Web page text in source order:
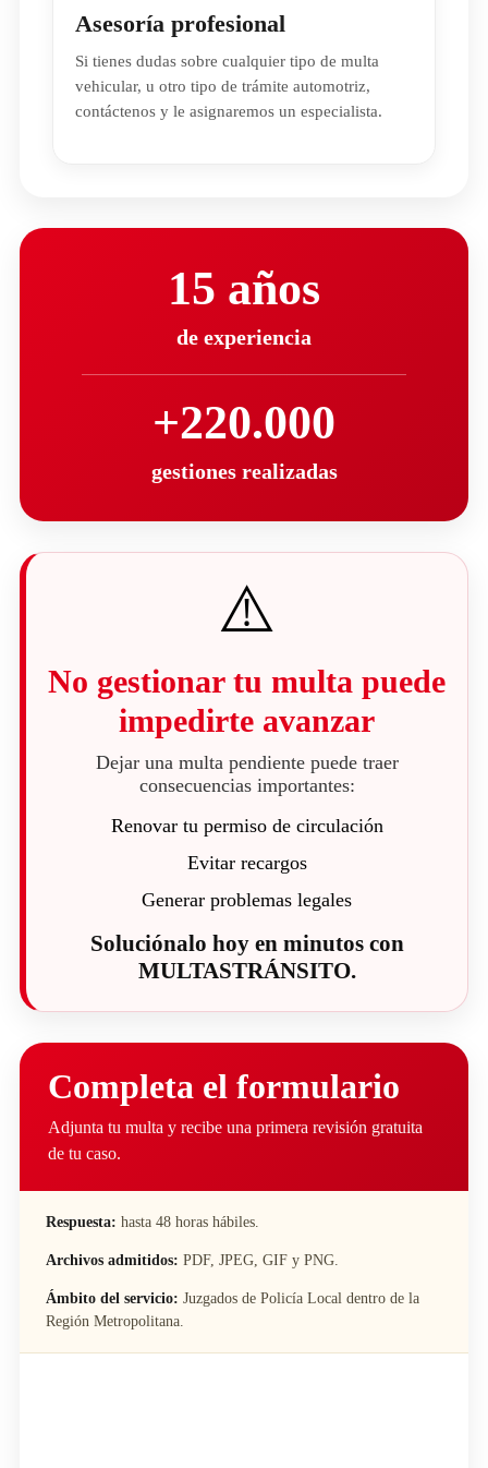
Asesoría profesional
Si tienes dudas sobre cualquier tipo de multa
vehicular, u otro tipo de trámite automotriz,
contáctenos y le asignaremos un especialista.
15 años
de experiencia
+220.000
gestiones realizadas
⚠️
No gestionar tu multa puede
impedirte avanzar
Dejar una multa pendiente puede traer
consecuencias importantes:
Renovar tu permiso de circulación
Evitar recargos
Generar problemas legales
Soluciónalo hoy en minutos con
MULTASTRÁNSITO.
Completa el formulario
Adjunta tu multa y recibe una primera revisión gratuita
de tu caso.
Respuesta: hasta 48 horas hábiles.
Archivos admitidos: PDF, JPEG, GIF y PNG.
Ámbito del servicio: Juzgados de Policía Local dentro de la
Región Metropolitana.